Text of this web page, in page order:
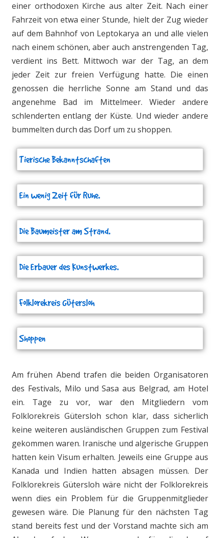
einer orthodoxen Kirche aus alter Zeit. Nach einer
Fahrzeit von etwa einer Stunde, hielt der Zug wieder
auf dem Bahnhof von Leptokarya an und alle vielen
nach einem schönen, aber auch anstrengenden Tag,
verdient ins Bett. Mittwoch war der Tag, an dem
jeder Zeit zur freien Verfügung hatte. Die einen
genossen die herrliche Sonne am Stand und das
angenehme Bad im Mittelmeer. Wieder andere
schlenderten entlang der Küste. Und wieder andere
bummelten durch das Dorf um zu shoppen.
Tierische Bekanntschaften
Ein wenig Zeit für Ruhe.
Die Baumeister am Strand.
Die Erbauer des Kunstwerkes.
Folklorekreis Gütersloh
Shoppen
Am frühen Abend trafen die beiden Organisatoren
des Festivals, Milo und Sasa aus Belgrad, am Hotel
ein. Tage zu vor, war den Mitgliedern vom
Folklorekreis Gütersloh schon klar, dass sicherlich
keine weiteren ausländischen Gruppen zum Festival
gekommen waren. Iranische und algerische Gruppen
hatten kein Visum erhalten. Jeweils eine Gruppe aus
Kanada und Indien hatten absagen müssen. Der
Folklorekreis Gütersloh wäre nicht der Folklorekreis
wenn dies ein Problem für die Gruppenmitglieder
gewesen wäre. Die Planung für den nächsten Tag
stand bereits fest und der Vorstand machte sich am